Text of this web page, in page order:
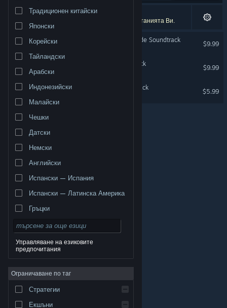
Смяна на езика
търговски марки принадлежат на съответните им
собственици в САЩ и други страни.
поверителност|Юридическа информация|
Достъпност|Условия за ползване на Steam
Възстановявания|Бисквитки
Традиционен китайски
Японски
Корейски
Тайландски
Арабски
Индонезийски
Малайски
Чешки
Датски
Немски
Английски
Испански — Испания
Испански — Латинска Америка
Гръцки
Управляване на езиковите
предпочитания
Ограничаване по таг
Стратегии
Екшъни
3 резултата съответстват на търсенето Ви.
4 заглавия бяха изключени спрямо предпочитанията Ви.
Rabbit and Steel Extra Mode Soundtrack
$9.99
Rabbit and Steel Soundtrack
$9.99
Maiden and Spell Soundtrack
$5.99